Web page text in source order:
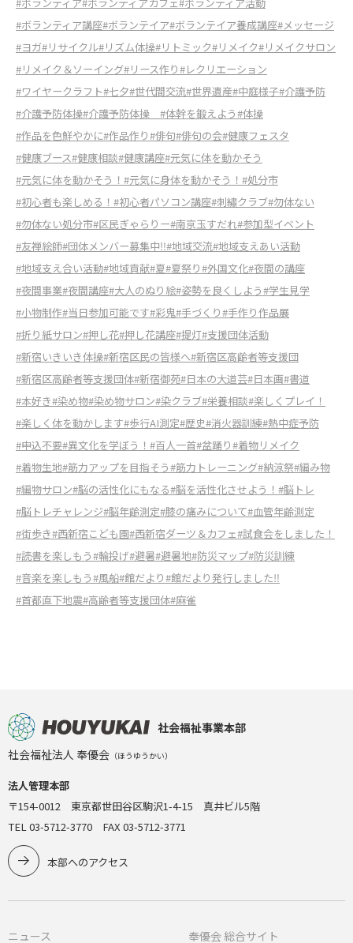
#ボランティア講座#ボランテイア#ボランテイア養成講座#メッセージ
#ヨガ#リサイクル#リズム体操#リトミック#リメイク#リメイクサロン
#リメイク＆ソーイング#リース作り#レクリエーション
#ワイヤークラフト#七夕#世代間交流#世界遺産#中庭様子#介護予防
#介護予防体操#介護予防体操 #体幹を鍛えよう#体操
#作品を色鮮やかに#作品作り#俳句#俳句の会#健康フェスタ
#健康ブース#健康相談#健康講座#元気に体を動かそう
#元気に体を動かそう！ #元気に身体を動かそう！ #処分市
#初心者も楽しめる！ #初心者パソコン講座#刺繡クラブ#勿体ない
#勿体ない処分市#区民ぎゃらりー#南京玉すだれ#参加型イベント
#友禅絵師#団体メンバー募集中‼#地域交流#地域支えあい活動
#地域支え合い活動#地域貢献#夏#夏祭り#外国文化#夜間の講座
#夜間事業#夜間講座#大人のぬり絵#姿勢を良くしよう#学生見学
#小物制作#当日参加可能です#彩鬼#手づくり#手作り作品展
#折り紙サロン#押し花#押し花講座#提灯#支援団体活動
#新宿いきいき体操#新宿区民の皆様へ#新宿区高齢者等支援団
#新宿区高齢者等支援団体#新宿御苑#日本の大道芸#日本画#書道
#本好き#染め物#染め物サロン#染クラブ#栄養相談#楽しくプレイ！
#楽しく体を動かします#歩行AI測定#歴史#消火器訓練#熱中症予防
#申込不要#異文化を学ぼう！ #百人一首#盆踊り#着物リメイク
#着物生地#筋力アップを目指そう#筋力トレーニング#納涼祭#編み物
#編物サロン#脳の活性化にもなる#脳を活性化させよう！ #脳トレ
#脳トレチャレンジ#脳年齢測定#膝の痛みについて#血管年齢測定
#街歩き#西新宿こども園#西新宿ダーツ＆カフェ#試食会をしました！
#読書を楽しもう#輪投げ#避暑#避暑地#防災マップ#防災訓練
#音楽を楽しもう#風船#館だより#館だより発行しました‼
#首都直下地震#高齢者等支援団体#麻雀
社会福祉事業本部
社会福祉法人 奉優会 （ほうゆうかい）
法人管理本部
〒154-0012 東京都世田谷区駒沢1-4-15 真井ビル5階
TEL 03-5712-3770 FAX 03-5712-3771
本部へのアクセス
ニュース 奉優会 総合サイト